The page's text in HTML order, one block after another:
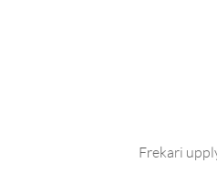
Frekari